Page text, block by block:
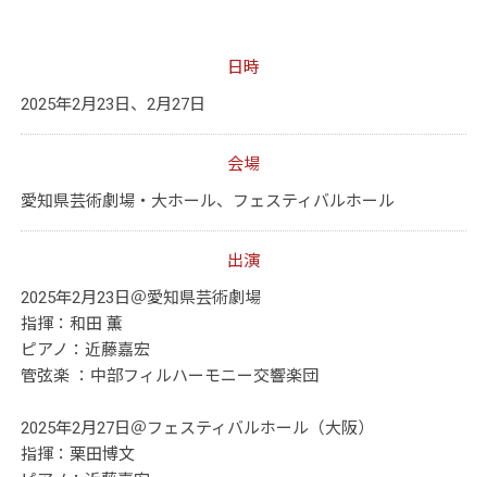
日時
2025年2月23日、2月27日
会場
愛知県芸術劇場・大ホール、フェスティバルホール
出演
2025年2月23日＠愛知県芸術劇場
指揮：和田 薫
ピアノ：近藤嘉宏
管弦楽 ：中部フィルハーモニー交響楽団
2025年2月27日＠フェスティバルホール（大阪）
指揮：栗田博文